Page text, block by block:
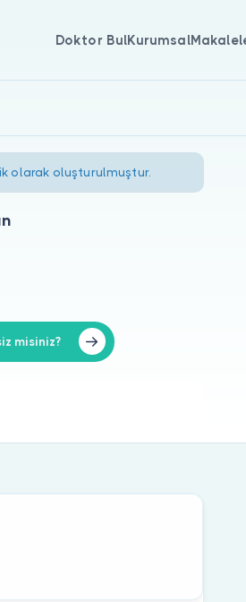
Doktor BulKurumsal
olarak oluşturulmuştur.
misiniz?